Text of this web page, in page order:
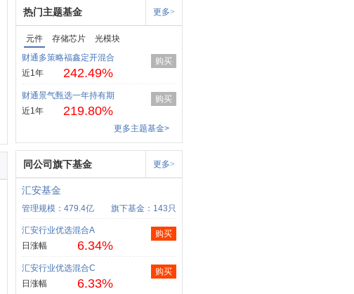
热门主题基金 更多>
元件 存储芯片
光模块
财通多策略福鑫定开混合
近1年
242.49%
购买
财通景气甄选一年持有期
近1年
219.80%
购买
更多主题基金>
同公司旗下基金 更多>
汇安基金
管理规模：479.4亿 旗下基金：143只
汇安行业优选混合A
日涨幅
6.34%
购买
汇安行业优选混合C
日涨幅
6.33%
购买